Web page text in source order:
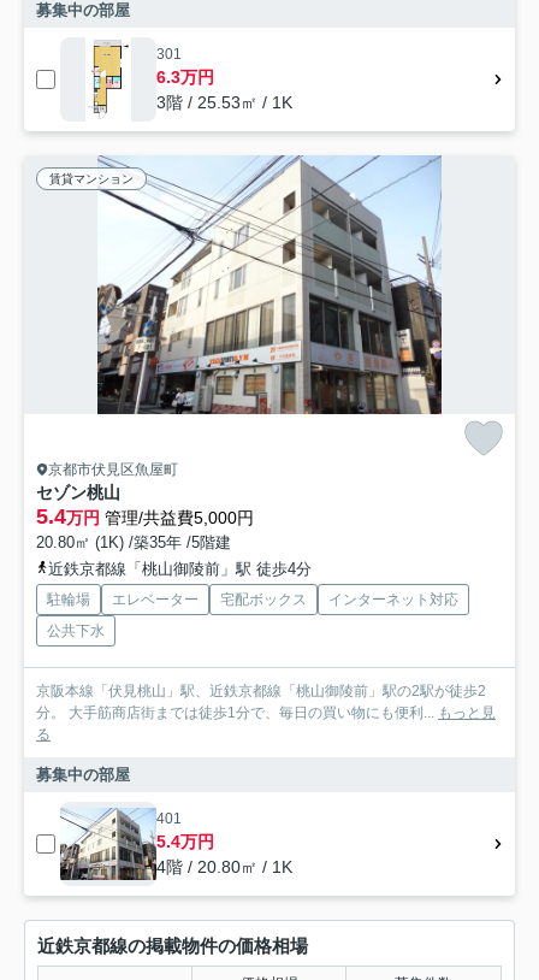
募集中の部屋
301
6.3万円
3階 / 25.53㎡ / 1K
賃貸マンション
京都市伏見区魚屋町
セゾン桃山
5.4万円 管理/共益費5,000円
20.80㎡ (1K) /築35年 /5階建
近鉄京都線「桃山御陵前」駅 徒歩4分
駐輪場 エレベーター 宅配ボックス
インターネット対応
公共下水
京阪本線「伏見桃山」駅、近鉄京都線「桃山御陵前」駅の2駅が徒歩2
分。 大手筋商店街までは徒歩1分で、毎日の買い物にも便利... もっと見
る
募集中の部屋
401
5.4万円
4階 / 20.80㎡ / 1K
近鉄京都線の掲載物件の価格相場